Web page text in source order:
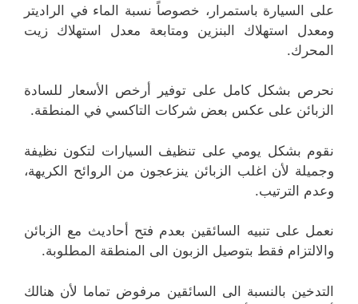
على السيارة باستمرار، خصوصاً نسبة الماء في الراديتر
ومعدل استهلاك البنزين ومتابعة معدل استهلاك زيت
المحرك.
نحرص بشكل كامل على توفير أرخص الأسعار للسادة
الزبائن على عكس بعض شركات التاكسي في المنطقة.
نقوم بشكل يومي على تنظيف السيارات لتكون نظيفة
وجميلة لأن اغلب الزبائن ينزعجون من الروائح الكريهة،
وعدم الترتيب.
نعمل على تنبيه السائقين بعدم فتح أحاديث مع الزبائن
والالتزام فقط بتوصيل الزبون الى المنطقة المطلوبة.
التدخين بالنسبة الى السائقين مرفوض تماما لأن هنالك